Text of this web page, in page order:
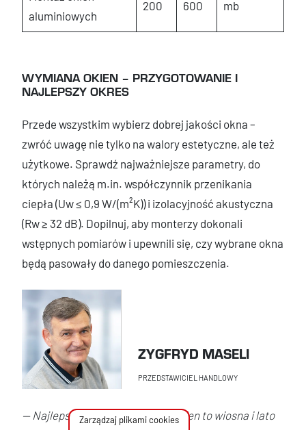
aluminiowych
200 600 mb
WYMIANA OKIEN – PRZYGOTOWANIE I
NAJLEPSZY OKRES
Przede wszystkim wybierz dobrej jakości okna –
zwróć uwagę nie tylko na walory estetyczne, ale też
użytkowe. Sprawdź najważniejsze parametry, do
których należą m.in. współczynnik przenikania
ciepła (Uw ≤ 0,9 W/(m²K)) i izolacyjność akustyczna
(Rw ≥ 32 dB). Dopilnuj, aby monterzy dokonali
wstępnych pomiarów i upewnili się, czy wybrane okna
będą pasowały do danego pomieszczenia.
ZYGFRYD MASELI
PRZEDSTAWICIEL HANDLOWY
— Najlepszy okres na wymianę okien to wiosna i lato
Zarządzaj plikami cookies